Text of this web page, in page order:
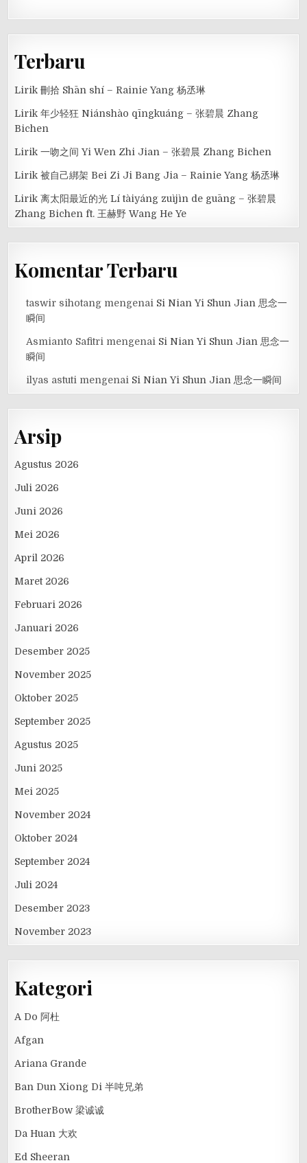
Terbaru
Lirik 刪拾 Shān shí – Rainie Yang 杨丞琳
Lirik 年少轻狂 Niánshào qīngkuáng – 张碧晨 Zhang
Bichen
Lirik 一吻之间 Yi Wen Zhi Jian – 张碧晨 Zhang Bichen
Lirik 被自己綁架 Bei Zi Ji Bang Jia – Rainie Yang 杨丞琳
Lirik 离太阳最近的光 Lí tàiyáng zuìjìn de guāng – 张碧晨
Zhang Bichen ft. 王赫野 Wang He Ye
Komentar Terbaru
taswir sihotang mengenai Si Nian Yi Shun Jian 思念一
瞬间
Asmianto Safitri mengenai Si Nian Yi Shun Jian 思念一
瞬间
ilyas astuti mengenai Si Nian Yi Shun Jian 思念一瞬间
Arsip
Agustus 2026
Juli 2026
Juni 2026
Mei 2026
April 2026
Maret 2026
Februari 2026
Januari 2026
Desember 2025
November 2025
Oktober 2025
September 2025
Agustus 2025
Juni 2025
Mei 2025
November 2024
Oktober 2024
September 2024
Juli 2024
Desember 2023
November 2023
Kategori
A Do 阿杜
Afgan
Ariana Grande
Ban Dun Xiong Di 半吨兄弟
BrotherBow 梁诚诚
Da Huan 大欢
Ed Sheeran